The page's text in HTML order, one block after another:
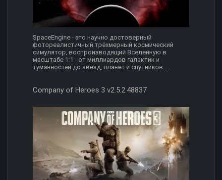
SpaceEngine - это научно достоверный
фотореалистичный трёхмерный космический
симулятор, воспроизводящий Вселенную в
масштабе 1:1 - от миллиардов галактик и
туманностей до звёзд, планет и спутников....
Company of Heroes 3 v2.5.2.48837